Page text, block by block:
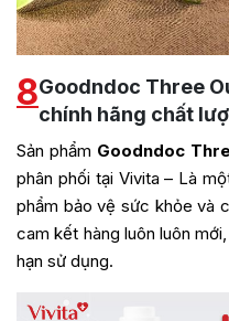
8Goodndoc Three
chính hãng chất
Sản phẩm Goodndoc
phân phối tại Vivita – Là
phẩm bảo vệ sức khỏe và
cam kết hàng luôn luôn
hạn sử dụng.